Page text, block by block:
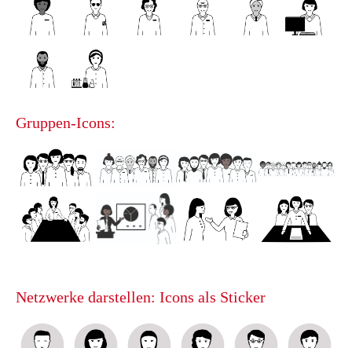
Gruppen-Icons:
Netzwerke darstellen: Icons als Sticker